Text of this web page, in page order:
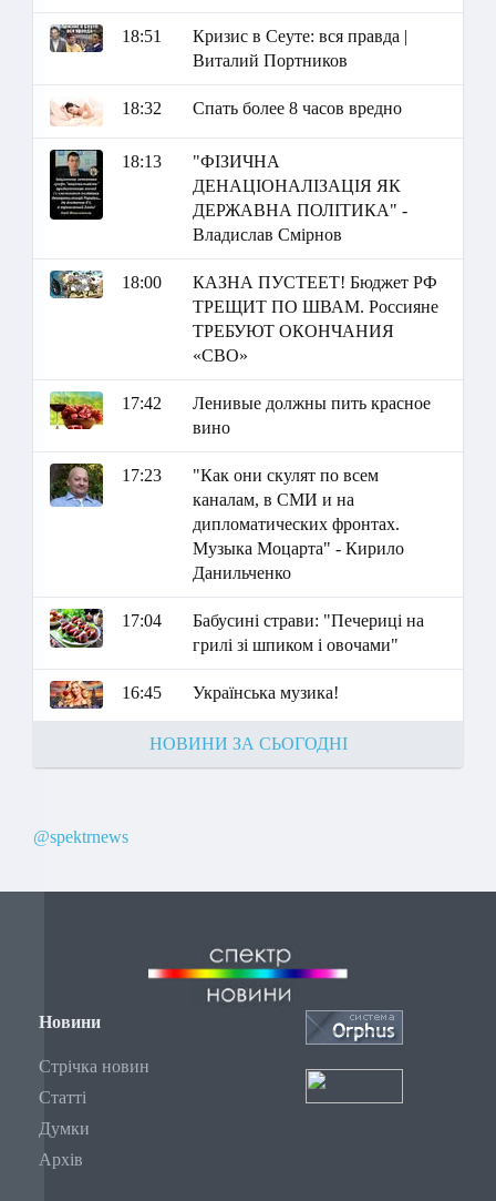
18:51
Кризис в Сеуте: вся правда |
Виталий Портников
18:32 Спать более 8 часов вредно
18:13
"ФІЗИЧНА
ДЕНАЦІОНАЛІЗАЦІЯ ЯК
ДЕРЖАВНА ПОЛІТИКА" -
Владислав Смірнов
18:00
КАЗНА ПУСТЕЕТ! Бюджет РФ
ТРЕЩИТ ПО ШВАМ. Россияне
ТРЕБУЮТ ОКОНЧАНИЯ
«СВО»
17:42
Ленивые должны пить красное
вино
17:23
"Как они скулят по всем
каналам, в СМИ и на
дипломатических фронтах.
Музыка Моцарта" - Кирило
Данильченко
17:04
Бабусині страви: "Печериці на
грилі зі шпиком і овочами"
16:45 Українська музика!
НОВИНИ ЗА СЬОГОДНІ
@spektrnews
Новини
Стрічка новин
Статті
Думки
Архів